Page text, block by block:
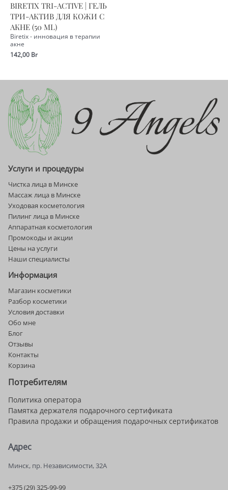
BIRETIX TRI-ACTIVE | ГЕЛЬ
ТРИ-АКТИВ ДЛЯ КОЖИ С
АКНЕ (50 ML)
Biretix - инновация в терапии
акне
142,00 Br
Услуги и процедуры
Чистка лица в Минске
Массаж лица в Минске
Уходовая косметология
Пилинг лица в Минске
Аппаратная косметология
Промокоды и акции
Цены на услуги
Наши специалисты
Информация
Магазин косметики
Разбор косметики
Условия доставки
Обо мне
Блог
Отзывы
Контакты
Корзина
Потребителям
Политика оператора
Памятка держателя подарочного сертификата
Правила продажи и обращения подарочных сертификатов
Адрес
Минск, пр. Независимости, 32А
+375 (29) 325-99-99